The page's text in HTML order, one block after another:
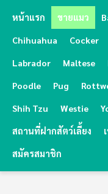
หน้าแรก ขายแมว
Chihuahua Cocker
Labrador Maltese
Poodle Pug
Shih Tzu Westie
สถานที่ฝากสัตว์เลี้ยง
สมัครสมาชิก